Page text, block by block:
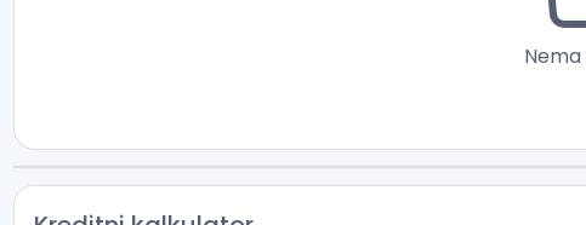
📲 +382 67 33 73 72
🌐 www.matnekretnine.me